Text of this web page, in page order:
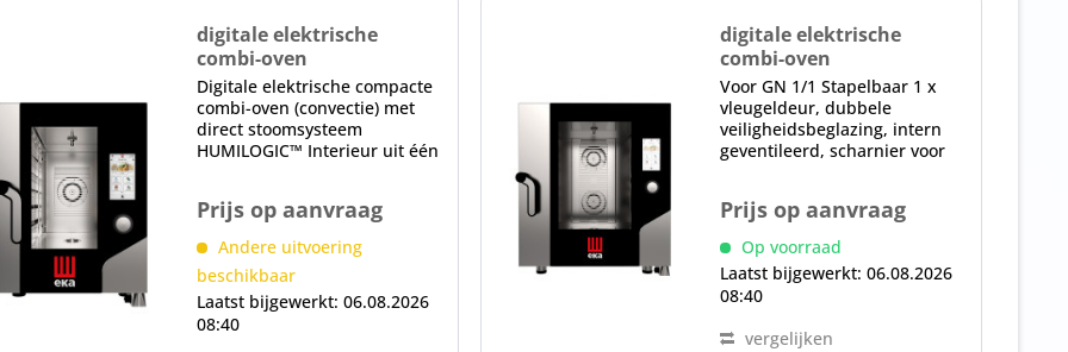
digitale elektrische
combi-oven
MKF 611 C TS
Digitale elektrische compacte
combi-oven (convectie) met
direct stoomsysteem
HUMILOGIC™ Interieur uit één
AIRFLOWLOGIC™ Gepatenteerd
droogsysteem DRYLOGIC™
Intern geventileerde deur
met...
Prijs op aanvraag
Andere uitvoering
beschikbaar
Laatst bijgewerkt: 06.08.2026
08:40
digitale elektrische
combi-oven
MKF 711 TS
Voor GN 1/1 Stapelbaar 1 x
vleugeldeur, dubbele
veiligheidsbeglazing, intern
geventileerd, scharnier voor
rechts, kan in de fabriek tegen
meerprijs worden gewijzigd...
Prijs op aanvraag
Op voorraad
Laatst bijgewerkt: 06.08.2026
08:40
vergelijken